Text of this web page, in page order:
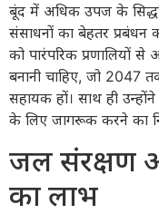
बूंद में अधिक उपज के
संसाधनों का बेहतर प्रबंधन
को पारंपरिक प्रणालियों
बनानी चाहिए, जो 2047
सहायक हों। साथ ही
के लिए जागरूक करने का
जल संरक्षण
का लाभ